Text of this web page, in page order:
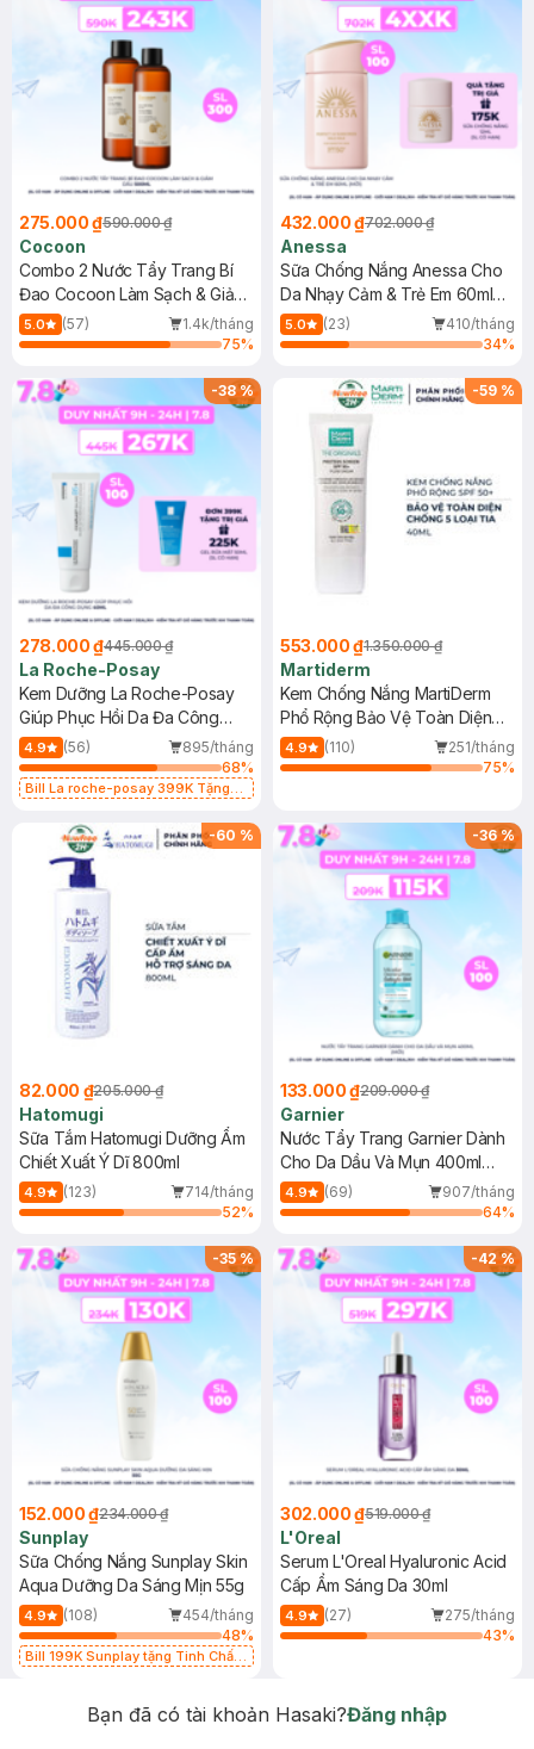
275.000 ₫590.000 ₫
Cocoon
Combo 2 Nước Tẩy Trang Bí
Đao Cocoon Làm Sạch & Giảm
Dầu 500ml
5.0 (57)
1.4k/tháng
75%
432.000 ₫702.000 ₫
Anessa
Sữa Chống Nắng Anessa Cho
Da Nhạy Cảm & Trẻ Em 60ml
(Mới)
5.0 (23)
410/tháng
34%
-38%
278.000 ₫445.000 ₫
La Roche-Posay
Kem Dưỡng La Roche-Posay
Giúp Phục Hồi Da Đa Công
Dụng 40ml
4.9 (56)
895/tháng
68%
Bill La roche-posay 399K Tặng
(SL có hạn)
-59 %
553.000 ₫1.350.000 ₫
Martiderm
Kem Chống Nắng MartiDerm
Phổ Rộng Bảo Vệ Toàn Diện
40ml
4.9 (110)
251/tháng
75%
-60 %
82.000 ₫205.000 ₫
Hatomugi
Sữa Tắm Hatomugi Dưỡng Ẩm
Chiết Xuất Ý Dĩ 800ml
4.9 (123)
714/tháng
52%
-36%
133.000 ₫209.000 ₫
Garnier
Nước Tẩy Trang Garnier Dành
Cho Da Dầu Và Mụn 400ml
(Mới)
4.9 (69)
907/tháng
64%
-35%
152.000 ₫234.000 ₫
Sunplay
Sữa Chống Nắng Sunplay Skin
Aqua Dưỡng Da Sáng Mịn 55g
4.9 (108)
454/tháng
48%
Bill 199K Sunplay tặng Tinh Chất
-42%
302.000 ₫519.000 ₫
L'Oreal
Serum L'Oreal Hyaluronic Acid
Cấp Ẩm Sáng Da 30ml
4.9 (27)
275/tháng
43%
Bạn đã có tài khoản Hasaki?Đăng nhập